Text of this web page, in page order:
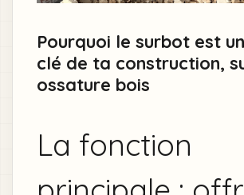
Pourquoi le surbot est
clé de ta construction,
ossature bois
La fonction